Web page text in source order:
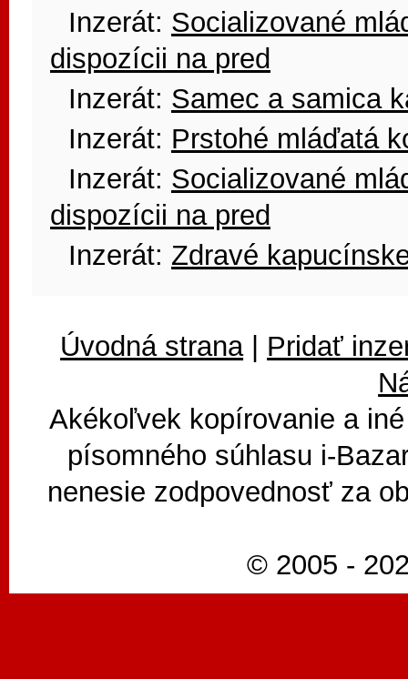
Inzerát: Socializované
dispozícii na pred
Inzerát: Samec a samica
Inzerát: Prstohé mláďatá
Inzerát: Socializované
dispozícii na pred
Inzerát: Zdravé
Úvodná strana| Pridať
Akékoľvek kopírovanie a
písomného súhlasu i-
nenesie zodpovednosť za
© 2005 -